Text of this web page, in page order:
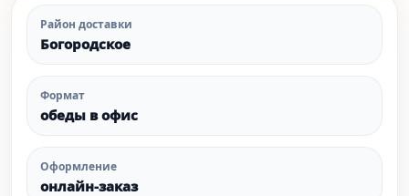
Район доставки
Богородское
Формат
обеды в офис
Оформление
онлайн-заказ